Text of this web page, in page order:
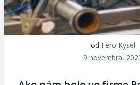
od Fero Kysel
9 novembra,